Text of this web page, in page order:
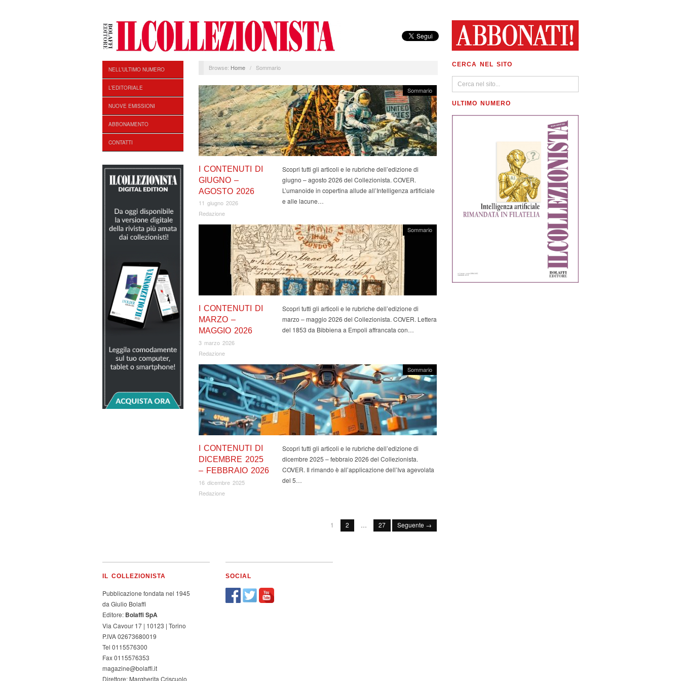
NELL’ULTIMO NUMERO
L’EDITORIALE
NUOVE EMISSIONI
ABBONAMENTO
CONTATTI
Browse: Home / Sommario
I CONTENUTI DI
GIUGNO –
AGOSTO 2026
11 giugno 2026
Redazione
Sommario
Scopri tutti gli articoli e le rubriche dell’edizione di
giugno – agosto 2026 del Collezionista. COVER.
L’umanoide in copertina allude all’Intelligenza artificiale
e alle lacune…
I CONTENUTI DI
MARZO –
MAGGIO 2026
3 marzo 2026
Redazione
Sommario
Scopri tutti gli articoli e le rubriche dell’edizione di
marzo – maggio 2026 del Collezionista. COVER. Lettera
del 1853 da Bibbiena a Empoli affrancata con…
I CONTENUTI DI
DICEMBRE 2025
– FEBBRAIO 2026
16 dicembre 2025
Redazione
Sommario
Scopri tutti gli articoli e le rubriche dell’edizione di
dicembre 2025 – febbraio 2026 del Collezionista.
COVER. Il rimando è all’applicazione dell’Iva agevolata
del 5…
1 2 … 27 Seguente →
CERCA NEL SITO
ULTIMO NUMERO
IL COLLEZIONISTA
Pubblicazione fondata nel 1945
da Giulio Bolaffi
Editore: Bolaffi SpA
Via Cavour 17 | 10123 | Torino
P.IVA 02673680019
Tel 0115576300
Fax 0115576353
magazine@bolaffi.it
Direttore: Margherita Criscuolo
SOCIAL